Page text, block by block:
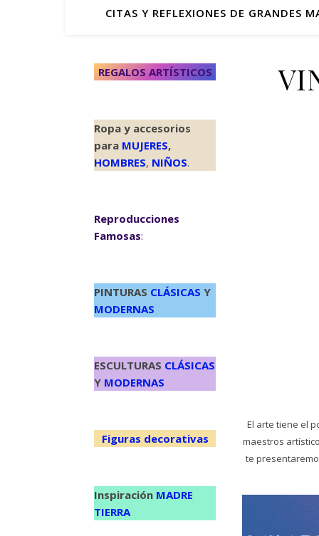
CITAS Y REFLEXIONES DE GRANDES
REGALOS ARTÍSTICOS
Ropa y accesorios
para MUJERES,
HOMBRES, NIÑOS.
Reproducciones
Famosas:
PINTURAS CLÁSICAS Y
MODERNAS
ESCULTURAS CLÁSICAS
Y MODERNAS
Figuras decorativas
Inspiración MADRE
TIERRA
El arte tiene el
maestros
te